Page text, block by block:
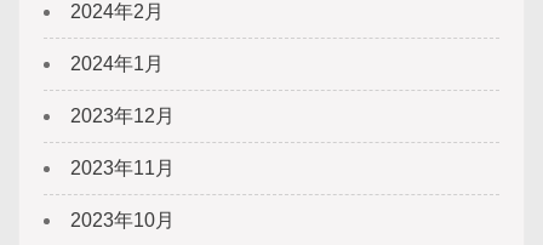
2024年2月
2024年1月
2023年12月
2023年11月
2023年10月